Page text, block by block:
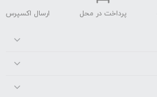
پرداخت در محل ارسال اکسپرس